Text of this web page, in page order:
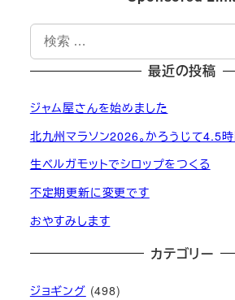
索
最近の投稿
ジャム屋さんを始めました
北九州マラソン2026。かろうじて4.5
生ベルガモットでシロップをつくる
不定期更新に変更です
おやすみします
カテゴリー
ジョギング (498)